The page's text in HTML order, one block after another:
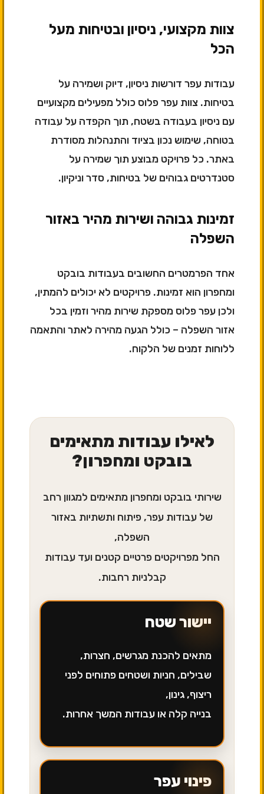
צוות מקצועי, ניסיון ובטיחות מעל
הכל
עבודות עפר דורשות ניסיון, דיוק ושמירה על
בטיחות. צוות עפר פלוס כולל מפעילים מקצועיים
עם ניסיון בעבודה בשטח, תוך הקפדה על עבודה
בטוחה, שימוש נכון בציוד והתנהלות מסודרת
באתר. כל פרויקט מבוצע תוך שמירה על
סטנדרטים גבוהים של בטיחות, סדר וניקיון.
זמינות גבוהה ושירות מהיר באזור
השפלה
אחד הפרמטרים החשובים בעבודות בובקט
ומחפרון הוא זמינות. פרויקטים לא יכולים להמתין,
ולכן עפר פלוס מספקת שירות מהיר וזמין בכל
אזור השפלה – כולל הגעה מהירה לאתר והתאמה
ללוחות זמנים של הלקוח.
לאילו עבודות מתאימים
בובקט ומחפרון?
שירותי בובקט ומחפרון מתאימים למגוון רחב
של עבודות עפר, פיתוח ותשתיות באזור
השפלה,
החל מפרויקטים פרטיים קטנים ועד עבודות
קבלניות רחבות.
יישור שטח
מתאים להכנת מגרשים, חצרות,
שבילים, חניות ושטחים פתוחים לפני
ריצוף, גינון,
בנייה קלה או עבודות המשך אחרות.
פינוי עפר